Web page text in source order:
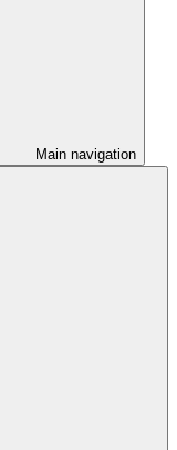
Main navigation